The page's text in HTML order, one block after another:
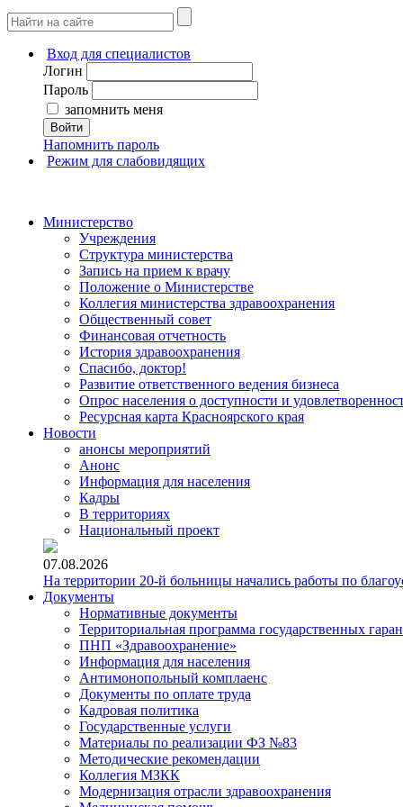
Вход для специалистов
Логин
Пароль
запомнить меня
Войти
Напомнить пароль
Режим для слабовидящих
Министерство
Учреждения
Структура министерства
Запись на прием к врачу
Положение о Министерстве
Коллегия министерства здравоохранения
Общественный совет
Финансовая отчетность
История здравоохранения
Спасибо, доктор!
Развитие ответственного ведения бизнеса
Опрос населения о доступности и
Ресурсная карта Красноярского края
Новости
анонсы мероприятий
Анонс
Информация для населения
Кадры
В территориях
Национальный проект
07.08.2026
На территории 20-й больницы начались работы по
Документы
Нормативные документы
Территориальная программа государственных
ПНП «Здравоохранение»
Информация для населения
Антимонопольный комплаенс
Документы по оплате труда
Кадровая политика
Государственные услуги
Материалы по реализации ФЗ №83
Методические рекомендации
Коллегия МЗКК
Модернизация отрасли здравоохранения